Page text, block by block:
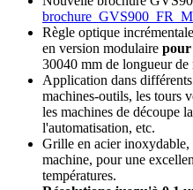
Règle optique
en version modulaire pour
30040 mm de longueur de
Application dans
machines-outils, les tours
les machines de découpe
l'automatisation, etc.
Grille en acier inoxydable,
machine, pour une
températures.